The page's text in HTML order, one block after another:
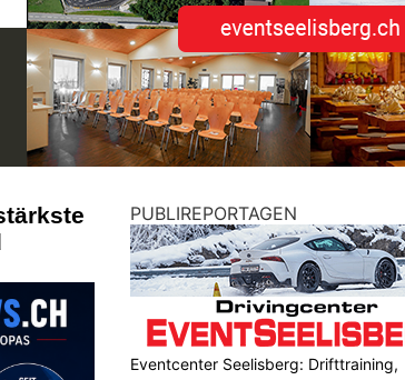
PUBLIREPORTAGEN
Eventcenter Seelisberg: Drifttraining,